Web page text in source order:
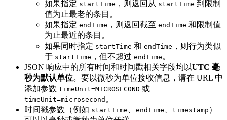
如果指定 startTime ，则返回从 startTime 到限制
值为止最老的条目。
如果指定 endTime ，则返回截至 endTime 和限制值
为止最近的条目。
如果同时指定 startTime 和 endTime ，则行为类似
于 startTime ，但不超过 endTime 。
JSON 响应中的所有时间和时间戳相关字段均以UTC 毫
秒为默认单位。要以微秒为单位接收信息，请在 URL 中
添加参数 timeUnit=MICROSECOND 或
timeUnit=microsecond 。
时间戳参数（例如 startTime endTime timestamp ）